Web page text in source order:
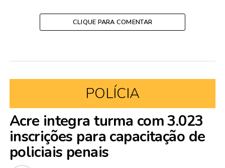
CLIQUE PARA COMENTAR
POLÍCIA
Acre integra turma com 3.023
inscrições para capacitação de
policiais penais